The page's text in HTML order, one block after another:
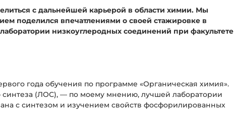
с дальнейшей карьерой в области химии. Мы
поделился впечатлениями о своей стажировке в
низкоуглеродных соединений при факультете
года обучения по программе «Органическая химия».
(ЛОС), — по моему мнению, лучшей лаборатории
с синтезом и изучением свойств фосфорилированных